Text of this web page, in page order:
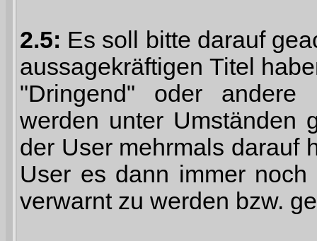
2.5: Es soll bitte darauf
aussagekräftigen Titel
"Dringend" oder andere
werden unter Umständen
der User mehrmals darauf
User es dann immer
verwarnt zu werden bzw.